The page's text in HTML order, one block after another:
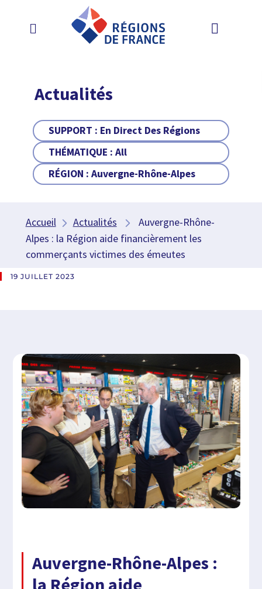
Actualités
SUPPORT : En Direct Des Régions
THÉMATIQUE :All
RÉGION :Auvergne-Rhône-Alpes
Accueil Actualités
Auvergne-Rhône-
Alpes : la Région aide financièrement les
commerçants victimes des émeutes
19 JUILLET 2023
Auvergne-Rhône-Alpes :
la Région aide